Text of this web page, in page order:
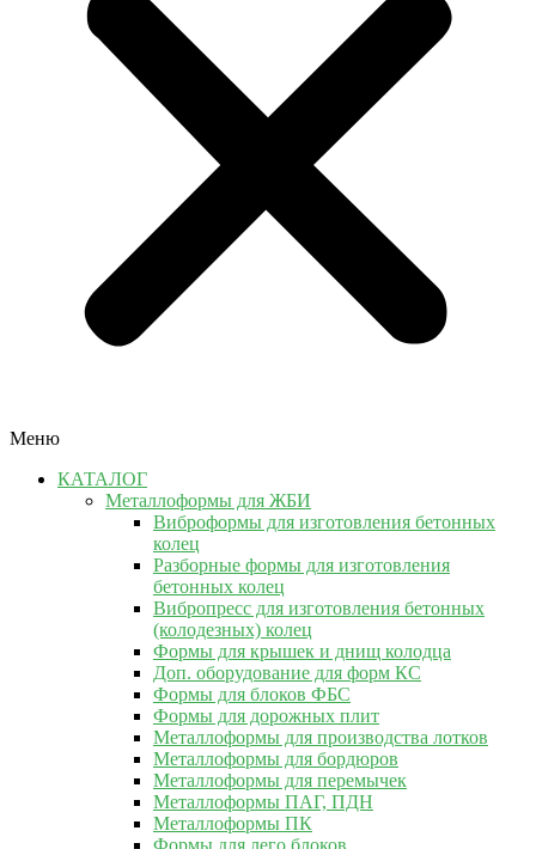
Меню
КАТАЛОГ
Металлоформы для ЖБИ
Виброформы для изготовления бетонных
колец
Разборные формы для изготовления
бетонных колец
Вибропресс для изготовления бетонных
(колодезных) колец
Формы для крышек и днищ колодца
Доп. оборудование для форм КС
Формы для блоков ФБС
Формы для дорожных плит
Металлоформы для производства лотков
Металлоформы для бордюров
Металлоформы для перемычек
Металлоформы ПАГ, ПДН
Металлоформы ПК
Формы для лего блоков